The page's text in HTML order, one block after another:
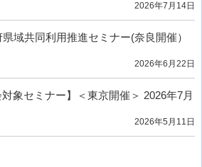
2026年7月14日
域共同利用推進セミナー(奈良開催）
2026年6月22日
対象セミナー】＜東京開催＞ 2026年7月
2026年5月11日